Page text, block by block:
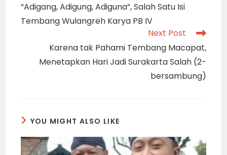
articles
“Adigang, Adigung, Adiguna”, Salah Satu Isi
Tembang Wulangreh Karya PB IV
Next Post
Karena tak Pahami Tembang Macapat,
Menetapkan Hari Jadi Surakarta Salah (2-
bersambung)
YOU MIGHT ALSO LIKE